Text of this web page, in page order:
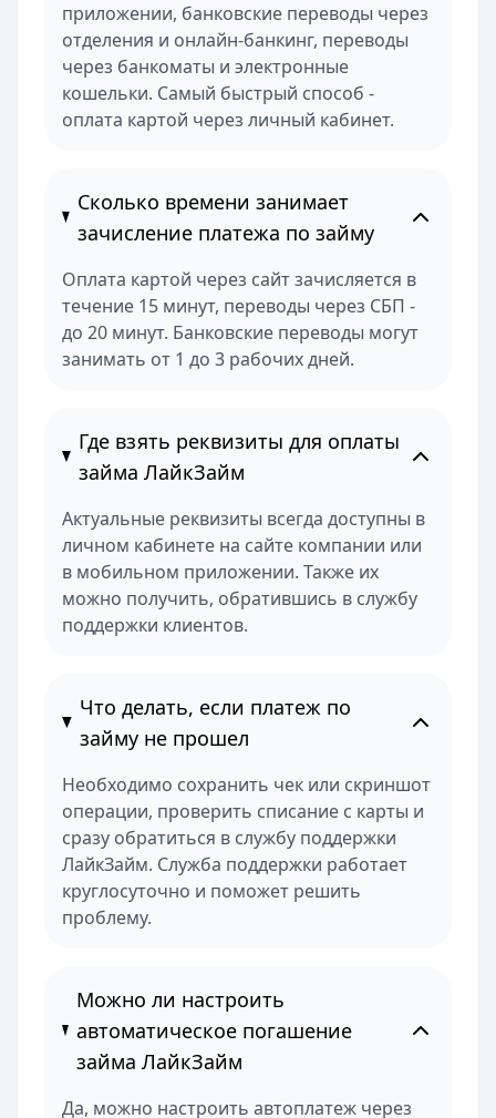
приложении, банковские переводы через
отделения и онлайн-банкинг, переводы
через банкоматы и электронные
кошельки. Самый быстрый способ -
оплата картой через личный кабинет.
Сколько времени занимает
зачисление платежа по займу
Оплата картой через сайт зачисляется в
течение 15 минут, переводы через СБП -
до 20 минут. Банковские переводы могут
занимать от 1 до 3 рабочих дней.
Где взять реквизиты для оплаты
займа ЛайкЗайм
Актуальные реквизиты всегда доступны в
личном кабинете на сайте компании или
в мобильном приложении. Также их
можно получить, обратившись в службу
поддержки клиентов.
Что делать, если платеж по
займу не прошел
Необходимо сохранить чек или скриншот
операции, проверить списание с карты и
сразу обратиться в службу поддержки
ЛайкЗайм. Служба поддержки работает
круглосуточно и поможет решить
проблему.
Можно ли настроить
автоматическое погашение
займа ЛайкЗайм
Да, можно настроить автоплатеж через